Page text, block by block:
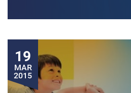
19
MAR
2015